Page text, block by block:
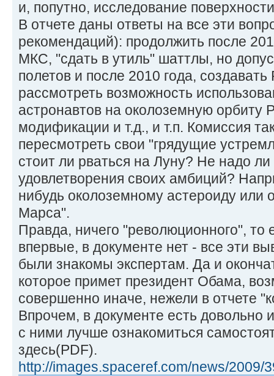
и, попутно, исследование
В отчете даны ответы на все эти
рекомендаций): продолжить после
МКС, "сдать в утиль" шаттлы, но
полетов и после 2010 года,
рассмотреть возможность
астронавтов на околоземную орбиту
модификации и т.д., и т.п. Комиссия
пересмотреть свои "грядущие
стоит ли рваться на Луну? Не надо
удовлетворения своих амбиций?
нибудь околоземному астероиду или
Марса".
Правда, ничего "революционного", то
впервые, в документе нет - все эти
были знакомы экспертам. Да и
которое примет президент Обама,
совершенно иначе, нежели в отчете
Впрочем, в документе есть
с ними лучше ознакомиться
здесь(PDF).
http://images.spaceref.com/news/2009/